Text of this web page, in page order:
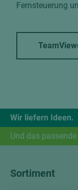
Fernsteuerung
Wir liefern Ideen.
Und das
Sortiment